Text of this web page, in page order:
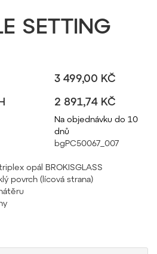
SETTING
3 499,00 KČ
2 891,74 KČ
Na objednávku do 10
dnů
bgPC50067_007
opál BROKISGLASS
povrch (lícová strana)